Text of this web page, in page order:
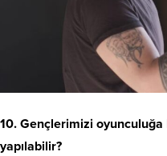
10. Gençlerimizi
yapılabilir?